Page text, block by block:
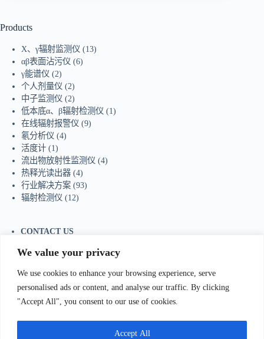
We value your privacy
We use cookies to enhance your browsing experience, serve
personalised ads or content, and analyse our traffic. By clicking
"Accept All", you consent to our use of cookies.
Accept All
Products
X、γ辐射监测仪 (13)
αβ表面沾污仪 (6)
γ能谱仪 (2)
个人剂量仪 (2)
中子监测仪 (2)
低本底α、β辐射检测仪 (1)
在线辐射报警仪 (9)
氡分析仪 (4)
活度计 (1)
流出物放射性监测仪 (4)
热释光读出器 (4)
行业解决方案 (93)
辐射检测仪 (12)
CONTACT US
Mobile/Wechat：+86-18129873251
E-mail:sales@ydhjkj.cn
我们Contact Us:电话(Tel)：+86-0755-23736433;手机